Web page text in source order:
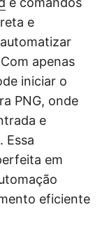
e
apenas
iniciar o
PNG, onde
e
Essa
em
eficiente